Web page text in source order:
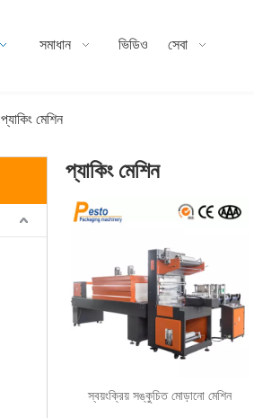
সমাধান ভিডিও সেবা
প্যাকিং মেশিন
প্যাকিং মেশিন
স্বয়ংক্রিয় সঙ্কুচিত মোড়ানো মেশিন